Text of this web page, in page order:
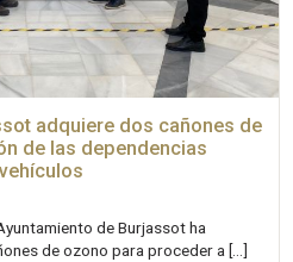
adquiere dos cañones de
de las dependencias
de Burjassot ha
de ozono para proceder a […]